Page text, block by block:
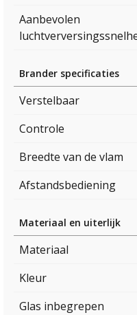
Aanbevolen
Brander specificaties
Verstelbaar
Controle
Breedte van de vlam
Afstandsbediening
Materiaal en uiterlijk
Materiaal
Kleur
Glas inbegrepen